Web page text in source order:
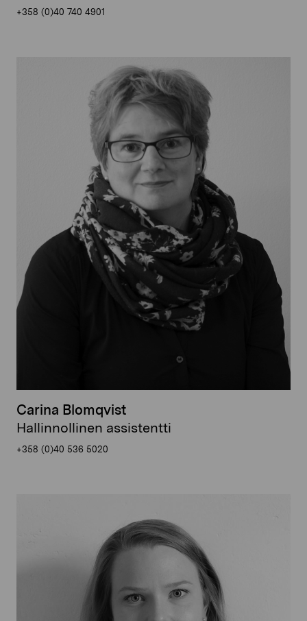
+358 (0)40 740 4901
Carina Blomqvist
Hallinnollinen assistentti
+358 (0)40 536 5020